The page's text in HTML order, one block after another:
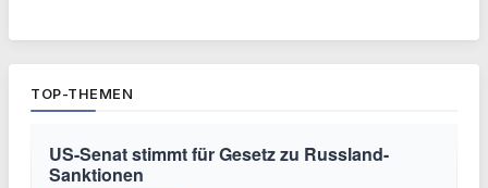
TOP-THEMEN
US-Senat stimmt für Gesetz zu Russland-
Sanktionen